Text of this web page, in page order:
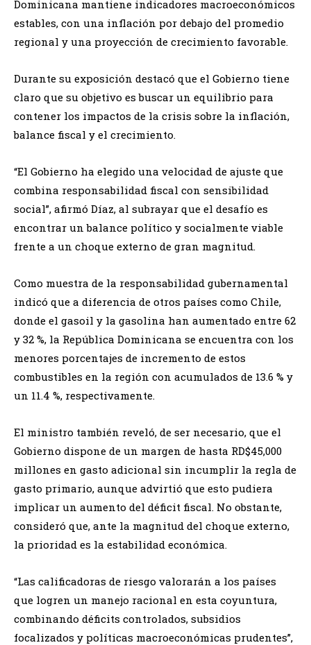
Dominicana mantiene indicadores macroeconómicos
estables, con una inflación por debajo del promedio
regional y una proyección de crecimiento favorable.
Durante su exposición destacó que el Gobierno tiene
claro que su objetivo es buscar un equilibrio para
contener los impactos de la crisis sobre la inflación,
balance fiscal y el crecimiento.
“El Gobierno ha elegido una velocidad de ajuste que
combina responsabilidad fiscal con sensibilidad
social”, afirmó Díaz, al subrayar que el desafío es
encontrar un balance político y socialmente viable
frente a un choque externo de gran magnitud.
Como muestra de la responsabilidad gubernamental
indicó que a diferencia de otros países como Chile,
donde el gasoil y la gasolina han aumentado entre 62
y 32 %, la República Dominicana se encuentra con los
menores porcentajes de incremento de estos
combustibles en la región con acumulados de 13.6 % y
un 11.4 %, respectivamente.
El ministro también reveló, de ser necesario, que el
Gobierno dispone de un margen de hasta RD$45,000
millones en gasto adicional sin incumplir la regla de
gasto primario, aunque advirtió que esto pudiera
implicar un aumento del déficit fiscal. No obstante,
consideró que, ante la magnitud del choque externo,
la prioridad es la estabilidad económica.
“Las calificadoras de riesgo valorarán a los países
que logren un manejo racional en esta coyuntura,
combinando déficits controlados, subsidios
focalizados y políticas macroeconómicas prudentes”,